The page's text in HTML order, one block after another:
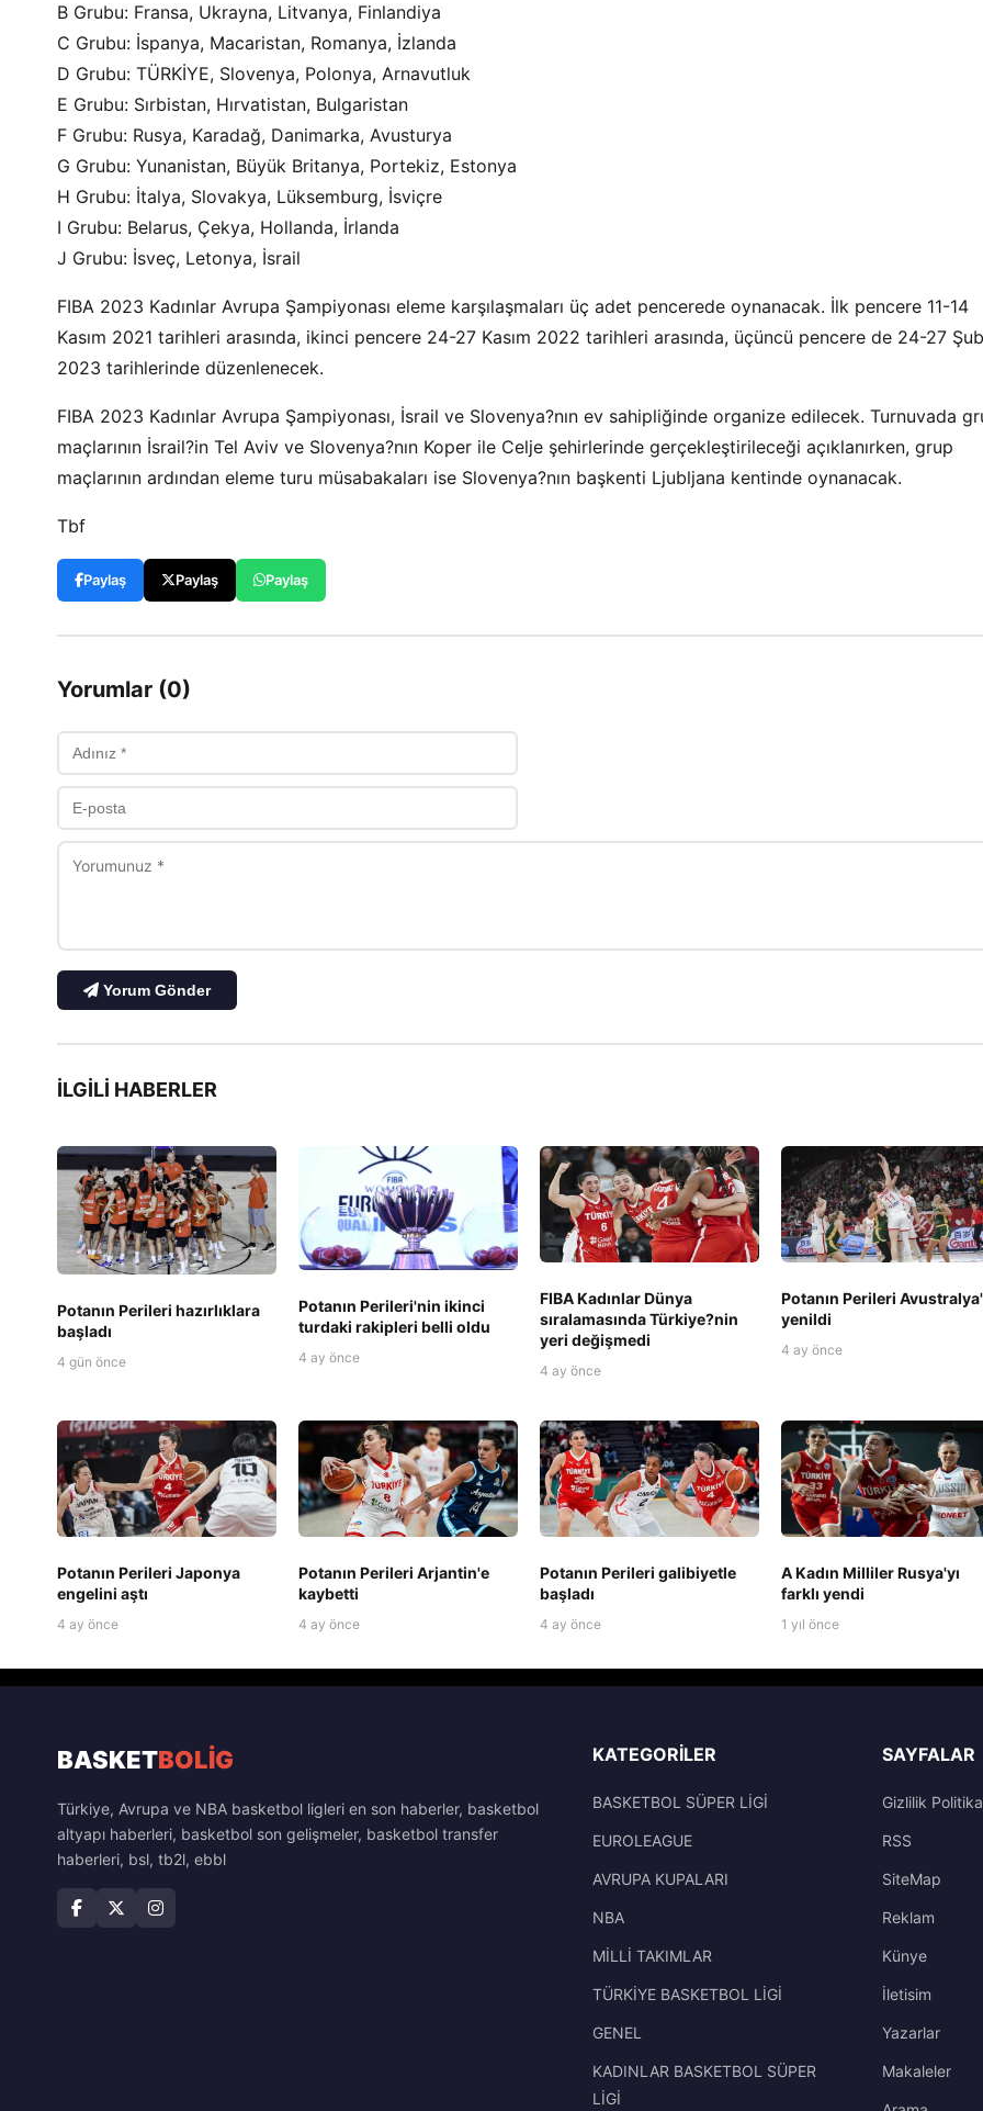
B Grubu: Fransa, Ukrayna, Litvanya, Finlandiya
C Grubu: İspanya, Macaristan, Romanya, İzlanda
D Grubu: TÜRKİYE, Slovenya, Polonya, Arnavutluk
E Grubu: Sırbistan, Hırvatistan, Bulgaristan
F Grubu: Rusya, Karadağ, Danimarka, Avusturya
G Grubu: Yunanistan, Büyük Britanya, Portekiz, Estonya
H Grubu: İtalya, Slovakya, Lüksemburg, İsviçre
I Grubu: Belarus, Çekya, Hollanda, İrlanda
J Grubu: İsveç, Letonya, İsrail
FIBA 2023 Kadınlar Avrupa Şampiyonası eleme karşılaşmaları üç adet pencerede oynanacak. İlk pencere 11-14
Kasım 2021 tarihleri arasında, ikinci pencere 24-27 Kasım 2022 tarihleri arasında, üçüncü pencere de 24-27
2023 tarihlerinde düzenlenecek.
FIBA 2023 Kadınlar Avrupa Şampiyonası, İsrail ve Slovenya?nın ev sahipliğinde organize edilecek. Turnuvada
maçlarının İsrail?in Tel Aviv ve Slovenya?nın Koper ile Celje şehirlerinde gerçekleştirileceği açıklanırken, grup
maçlarının ardından eleme turu müsabakaları ise Slovenya?nın başkenti Ljubljana kentinde oynanacak.
Tbf
Paylaş Paylaş Paylaş
Yorumlar (0)
Yorum Gönder
İLGILI HABERLER
Potanın Perileri hazırlıklara
başladı
4 gün önce
Potanın Perileri'nin ikinci
turdaki rakipleri belli oldu
4 ay önce
FIBA Kadınlar Dünya
sıralamasında Türkiye?nin
yeri değişmedi
4 ay önce
Potanın Perileri
yenildi
4 ay önce
Potanın Perileri Japonya
engelini aştı
4 ay önce
Potanın Perileri Arjantin'e
kaybetti
4 ay önce
Potanın Perileri galibiyetle
başladı
4 ay önce
A Kadın Milliler Rusya'yı
farklı yendi
1 yıl önce
BASKETBOLİG
Türkiye, Avrupa ve NBA basketbol ligleri en son haberler, basketbol
altyapı haberleri, basketbol son gelişmeler, basketbol transfer
haberleri, bsl, tb2l, ebbl
KATEGORILER
BASKETBOL SÜPER LİGİ
EUROLEAGUE
AVRUPA KUPALARI
NBA
MİLLİ TAKIMLAR
TÜRKİYE BASKETBOL LİGİ
GENEL
KADINLAR BASKETBOL SÜPER
LİGİ
SAYFALAR
Gizlilik
RSS
SiteMap
Reklam
Künye
İletisim
Yazarlar
Makaleler